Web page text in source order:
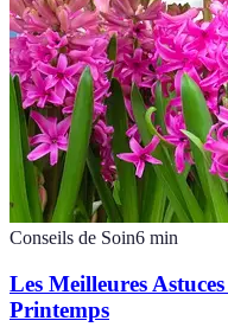
Conseils de Soin6 min
Les Meilleures
Printemps